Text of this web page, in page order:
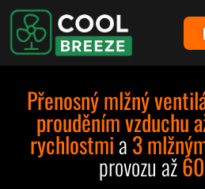
Přenosný mlžný
prouděním vzduchu
rychlostmia3
provozu až